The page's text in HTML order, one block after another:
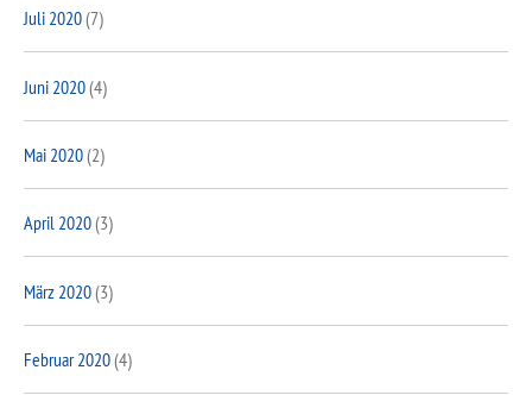
Juli 2020(7)
Juni 2020(4)
Mai 2020(2)
April 2020(3)
März 2020(3)
Februar 2020(4)